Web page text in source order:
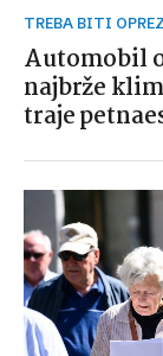
TREBA BITI
Automobil
najbrže
traje